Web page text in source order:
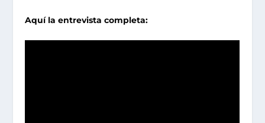
Aquí la entrevista completa: